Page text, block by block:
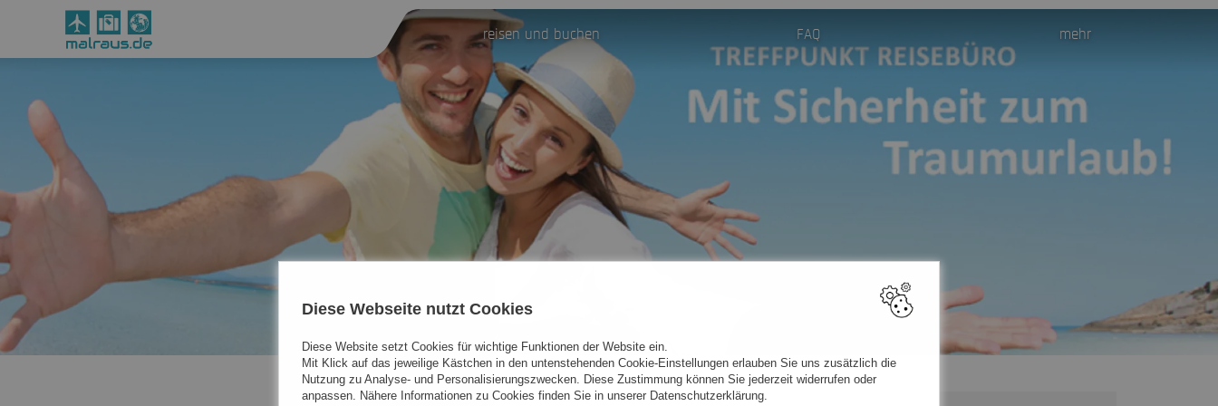
reisen und buchen FAQ mehr
Diese Webseite nutzt Cookies
Diese Website setzt Cookies für wichtige Funktionen der Website ein.
Mit Klick auf das jeweilige Kästchen in den untenstehenden Cookie-Einstellungen erlauben Sie uns zusätzlich die
Nutzung zu Analyse- und Personalisierungszwecken. Diese Zustimmung können Sie jederzeit widerrufen oder
anpassen. Nähere Informationen zu Cookies finden Sie in unserer Datenschutzerklärung.